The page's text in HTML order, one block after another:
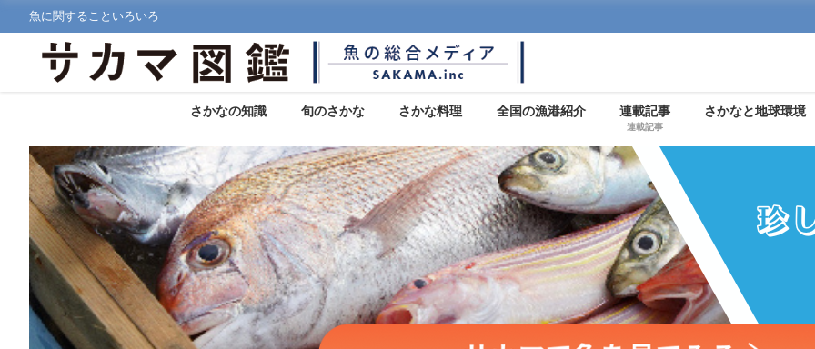
魚に関することいろいろ
さかなの知識 旬のさかな さかな料理 全国の漁港紹介 連載記事
連載記事
さかなと地球環境